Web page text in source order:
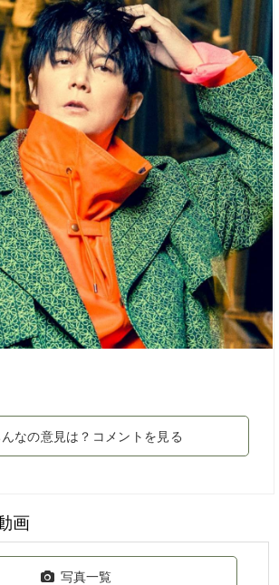
なの意見は？コメントを見る
画
写真一覧